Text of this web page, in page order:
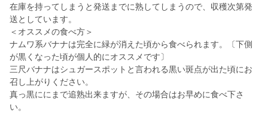
在庫を持ってしまうと発送までに熟してしまうので、収穫次第発
送としています。
＜オススメの食べ方＞
ナムワ系バナナは完全に緑が消えた頃から食べられます。〔下側
が黒くなった頃が個人的にオススメです〕
三尺バナナはシュガースポットと言われる黒い斑点が出た頃にお
召し上がりください。
真っ黒ににまで追熟出来ますが、その場合はお早めに食べ下さ
い。